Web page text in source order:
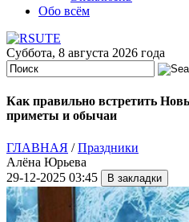
Обо всём
Суббота, 8 августа 2026 года
Как правильно встретить
приметы и обычаи
ГЛАВНАЯ /Праздники
Алёна Юрьева
29-12-2025 03:45